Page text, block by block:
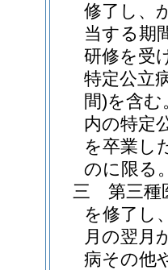
修了し、
当する期
研修を受
特定公立
間)を含む
内の特定
を卒業し
のに限る
三
第三種
を修了し
月の翌月
病その他